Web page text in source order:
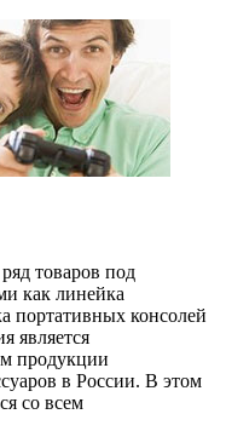
товаров под
как линейка
портативных консолей
является
продукции
в России. В этом
со всем